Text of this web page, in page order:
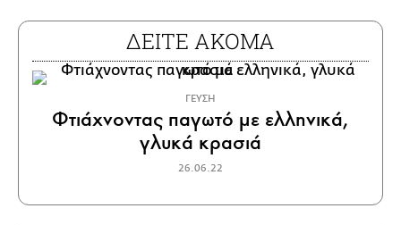
ΔΕΙΤΕ ΑΚΟΜΑ
ΓΕΥΣΗ
Φτιάχνοντας παγωτό με ελληνικά,
γλυκά κρασιά
26.06.22